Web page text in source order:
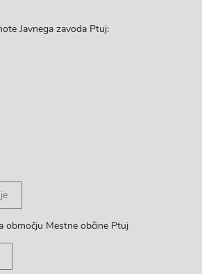
Javnega zavoda Ptuj:
območju Mestne občine Ptuj